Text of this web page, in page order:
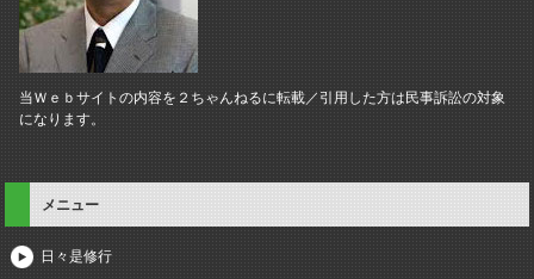
当Ｗｅｂサイトの内容を２ちゃんねるに転載／引用した方は民事訴訟の対象
になります。
メニュー
日々是修行